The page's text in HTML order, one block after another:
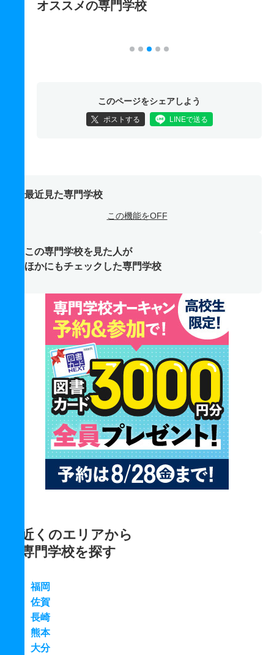
オススメの専門学校
このページをシェアしよう
ポストする LINEで送る
最近見た専門学校
この機能をOFF
この専門学校を見た人が
ほかにもチェックした専門学校
近くのエリアから
専門学校を探す
福岡
佐賀
長崎
熊本
大分